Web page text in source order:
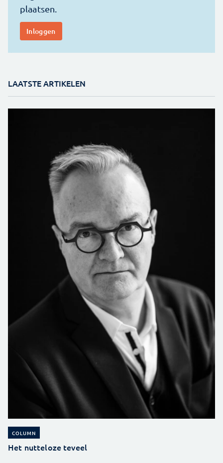
LAATSTE ARTIKELEN
COLUMN
Het nutteloze teveel